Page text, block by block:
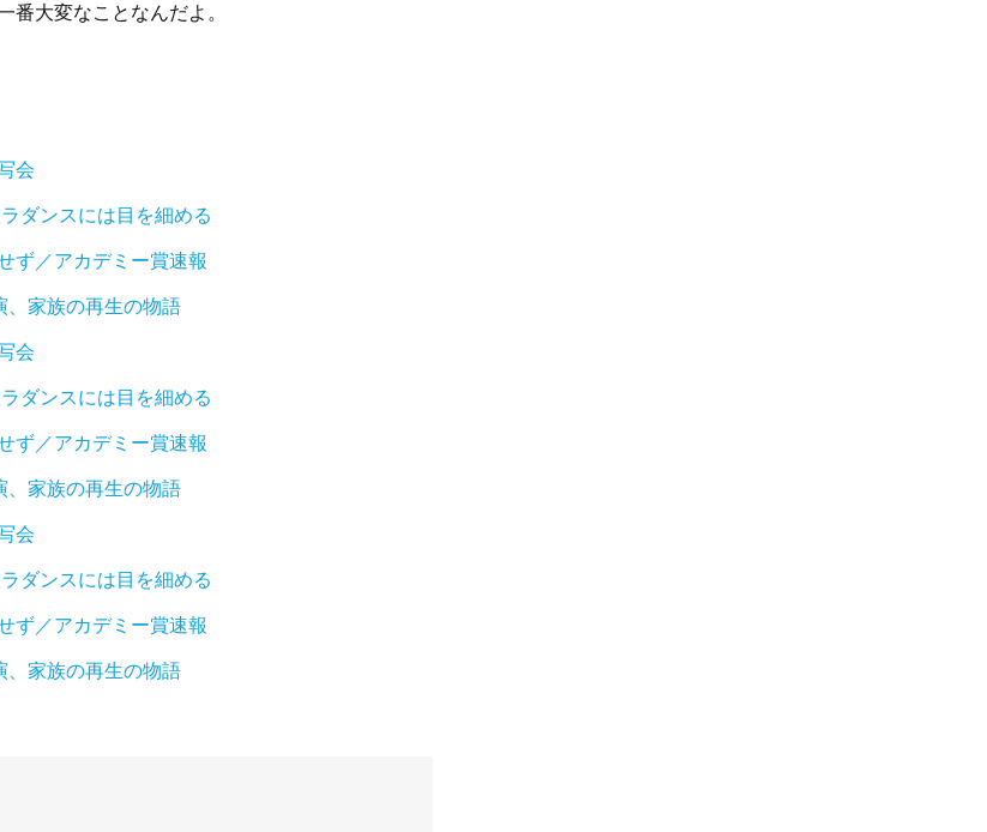
番大変なことなんだよ。
会
ダンスには目を細める
ず／アカデミー賞速報
、家族の再生の物語
会
ダンスには目を細める
ず／アカデミー賞速報
、家族の再生の物語
会
ダンスには目を細める
ず／アカデミー賞速報
、家族の再生の物語